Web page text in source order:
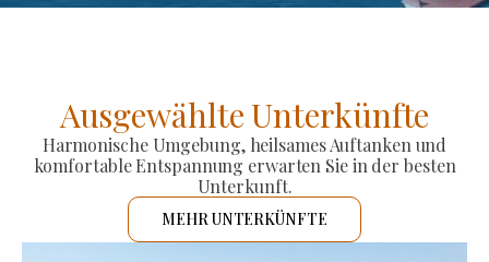
Ausgewählte Unterkünfte
Harmonische Umgebung, heilsames Auftanken und
komfortable Entspannung erwarten Sie in der besten
Unterkunft.
MEHR UNTERKÜNFTE